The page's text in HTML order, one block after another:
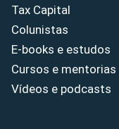
Tax Capital
Colunistas
E-books e estudos
Cursos e mentorias
Vídeos e podcasts